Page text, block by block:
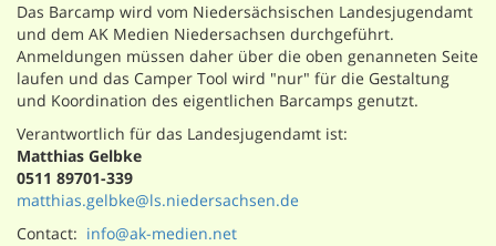
Das Barcamp wird vom Niedersächsischen Landesjugendamt
und dem AK Medien Niedersachsen durchgeführt.
Anmeldungen müssen daher über die oben genanneten Seite
laufen und das Camper Tool wird "nur" für die Gestaltung
und Koordination des eigentlichen Barcamps genutzt.
Verantwortlich für das Landesjugendamt ist:
Matthias Gelbke
0511 89701-339
matthias.gelbke@ls.niedersachsen.de
Contact: info@ak-medien.net